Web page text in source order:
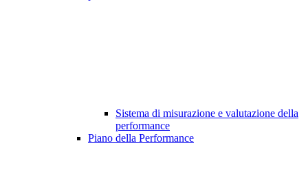
Sistema di misurazione e valutazione della
performance
Piano della Performance